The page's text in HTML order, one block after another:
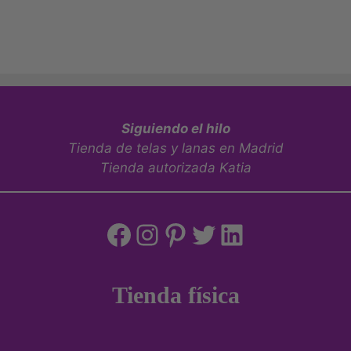
Siguiendo el hilo
Tienda de telas y lanas en Madrid
Tienda autorizada Katia
Facebook
Instagram
Pinterest
Twitter
LinkedIn
Tienda física